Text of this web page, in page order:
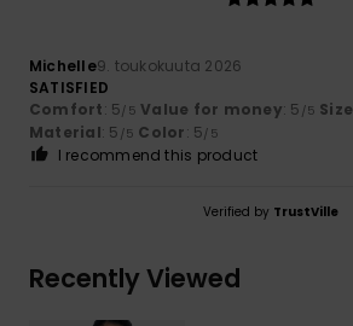
Michelle9. toukokuuta 2026
SATISFIED
Comfort: 5/5 Value for money: 5 /5 Size
Material: 5 /5 Color: 5/5
I recommend this product
Verified by TrustVille
Recently Viewed